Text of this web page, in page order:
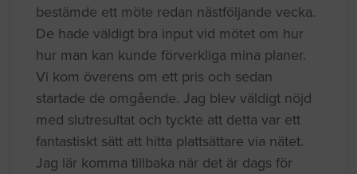
bestämde ett möte redan nästföljande vecka.
De hade väldigt bra input vid mötet om hur
hur man kan kunde förverkliga mina planer.
Vi kom överens om ett pris och sedan
startade de omgående. Jag blev väldigt nöjd
med slutresultat och tyckte att detta var ett
fantastiskt sätt att hitta plattsättare via nätet.
Jag lär komma tillbaka när det är dags för